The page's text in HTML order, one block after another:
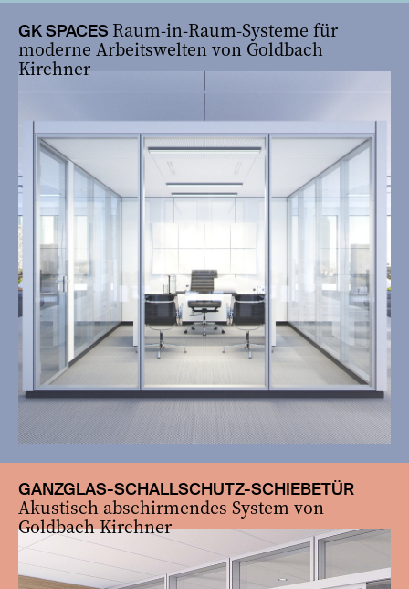
GK SPACES Raum-in-Raum-Systeme für
moderne Arbeitswelten von Goldbach
Kirchner
GANZGLAS-SCHALLSCHUTZ-SCHIEBETÜR
Akustisch abschirmendes System von
Goldbach Kirchner